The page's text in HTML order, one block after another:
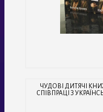
ЧУДОВІ ДИТЯЧІ
СПІВПРАЦІ З